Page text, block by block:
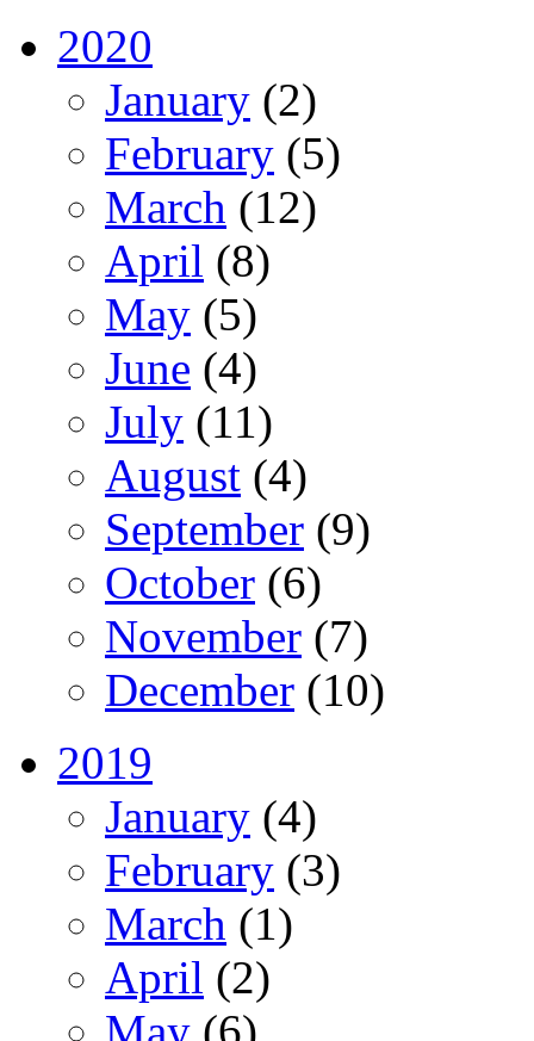
2020
January (2)
February (5)
March (12)
April (8)
May (5)
June (4)
July (11)
August (4)
September (9)
October (6)
November (7)
December (10)
2019
January (4)
February (3)
March (1)
April (2)
May (6)